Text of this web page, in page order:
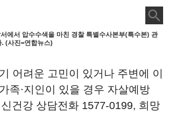
에서 압수수색을 마친 경찰 특별수사본부(특수본) 관
(사진=연합뉴스)
어려운 고민이 있거나 주변에 이
족·지인이 있을 경우 자살예방
건강 상담전화 1577-0199, 희망